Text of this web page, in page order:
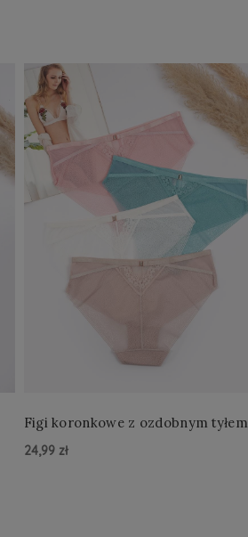
Figi koronkowe z ozdobnym tyłem
24,99 zł